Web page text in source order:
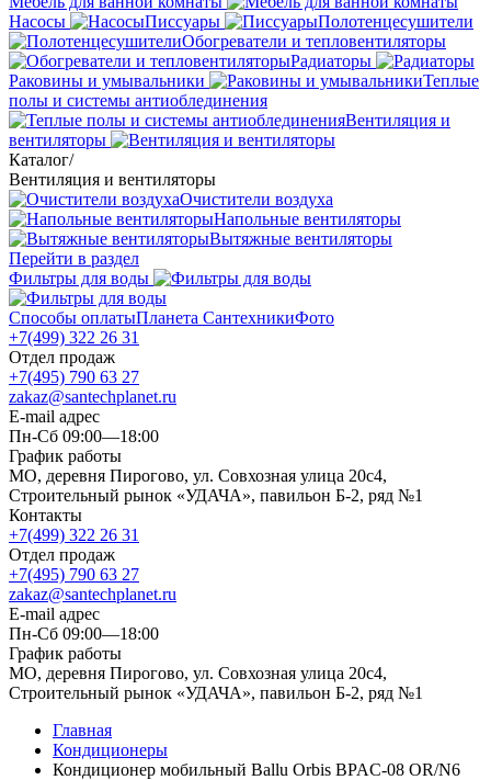
Насосы
Писсуары
Полотенцесушители
Обогреватели и тепловентиляторы
Радиаторы
Раковины и умывальники
Теплые
полы и системы антиоблединения
Вентиляция и
вентиляторы
Каталог/
Вентиляция и вентиляторы
Очистители воздуха
Напольные вентиляторы
Вытяжные вентиляторы
Перейти в раздел
Фильтры для воды
Способы оплатыПланета СантехникиФото
+7(499) 322 26 31
Отдел продаж
+7(495) 790 63 27
zakaz@santechplanet.ru
E-mail адрес
Пн-Сб 09:00—18:00
График работы
МО, деревня Пирогово, ул. Совхозная улица 20с4,
Строительный рынок «УДАЧА», павильон Б-2, ряд №1
Контакты
+7(499) 322 26 31
Отдел продаж
+7(495) 790 63 27
zakaz@santechplanet.ru
E-mail адрес
Пн-Сб 09:00—18:00
График работы
МО, деревня Пирогово, ул. Совхозная улица 20с4,
Строительный рынок «УДАЧА», павильон Б-2, ряд №1
Главная
Кондиционеры
Кондиционер мобильный Ballu Orbis BPAC-08 OR/N6